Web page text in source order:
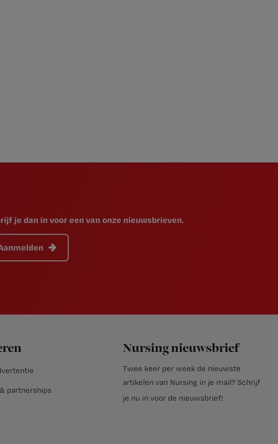
je dan in voor een van onze nieuwsbrieven.
partnerships
Nursing nieuwsbrief
Twee keer per week de nieuwste
artikelen van Nursing in je mail? Schrijf
je nu in voor de nieuwsbrief!